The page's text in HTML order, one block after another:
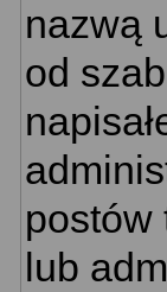
nazwą
od
postów
lub